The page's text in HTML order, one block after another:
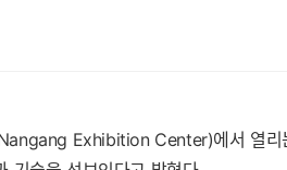
Exhibition Center)에서 열